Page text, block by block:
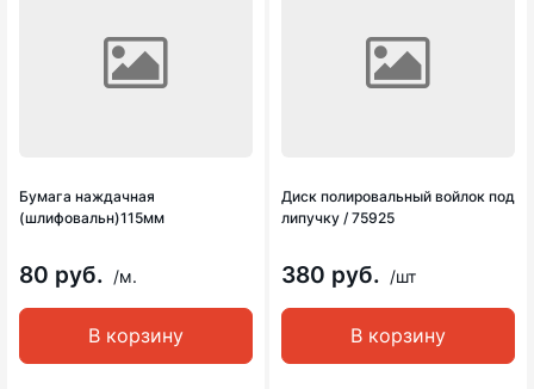
Бумага наждачная
(шлифовальн)115мм
80 руб. /м.
В корзину
Диск полировальный войлок под
липучку / 75925
380 руб. /шт
В корзину